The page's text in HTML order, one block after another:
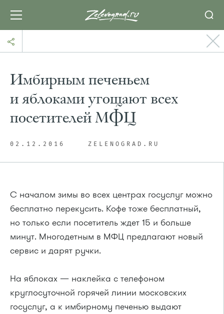
Имбирным печеньем
и яблоками угощают всех
посетителей МФЦ
02.12.2016 ZELENOGRAD.RU
С началом зимы во всех центрах госуслуг можно
бесплатно перекусить. Кофе тоже бесплатный,
но только если посетитель ждет 15 и больше
минут. Многодетным в МФЦ предлагают новый
сервис и дарят ручки.
На яблоках — наклейка с телефоном
круглосуточной горячей линии московских
госуслуг, а к имбирному печенью выдают